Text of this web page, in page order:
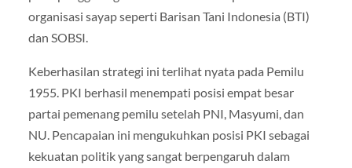
organisasi sayap seperti Barisan Tani Indonesia (BTI)
dan SOBSI.
Keberhasilan strategi ini terlihat nyata pada Pemilu
1955. PKI berhasil menempati posisi empat besar
partai pemenang pemilu setelah PNI, Masyumi, dan
NU. Pencapaian ini mengukuhkan posisi PKI sebagai
kekuatan politik yang sangat berpengaruh dalam